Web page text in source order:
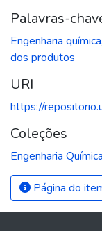
Palavras-
Engenharia química,
dos produtos
URI
https://
Coleções
Engenharia
Página do